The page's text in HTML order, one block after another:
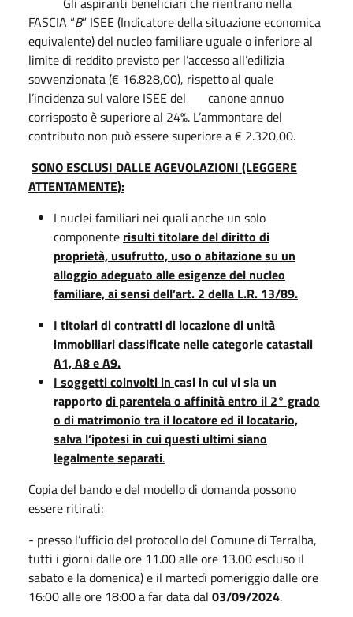
FASCIA “B” ISEE (Indicatore della situazione economica
equivalente) del nucleo familiare uguale o inferiore al
limite di reddito previsto per l’accesso all’edilizia
sovvenzionata (€ 16.828,00), rispetto al quale
l’incidenza sul valore ISEE del canone annuo
corrisposto è superiore al 24%. L’ammontare del
contributo non può essere superiore a € 2.320,00.
SONO ESCLUSI DALLE AGEVOLAZIONI (LEGGERE
ATTENTAMENTE):
I nuclei familiari nei quali anche un solo
componente risulti titolare del diritto di
proprietà, usufrutto, uso o abitazione su un
alloggio adeguato alle esigenze del nucleo
familiare, ai sensi dell’art. 2 della L.R. 13/89.
I titolari di contratti di locazione di unità
immobiliari classificate nelle categorie catastali
A1, A8 e A9.
I soggetti coinvolti in casi in cui vi sia un
rapporto di parentela o affinità entro il 2° grado
o di matrimonio tra il locatore ed il locatario,
salva l’ipotesi in cui questi ultimi siano
legalmente separati.
Copia del bando e del modello di domanda possono
essere ritirati:
- presso l’ufficio del protocollo del Comune di Terralba,
tutti i giorni dalle ore 11.00 alle ore 13.00 escluso il
sabato e la domenica) e il martedì pomeriggio dalle ore
16:00 alle ore 18:00 a far data dal 03/09/2024.